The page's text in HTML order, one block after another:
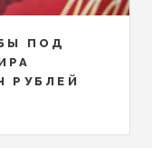
ПОД
РУБЛЕЙ